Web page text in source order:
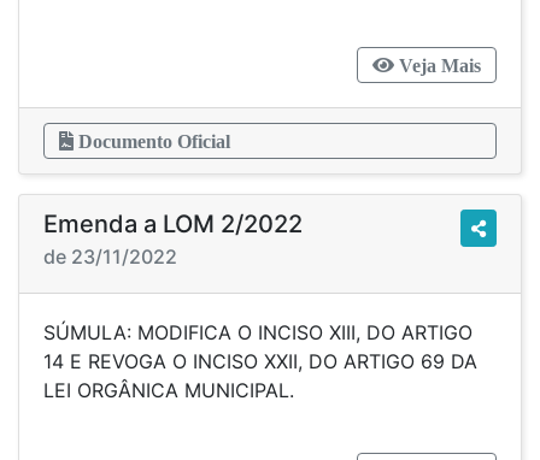
Veja Mais
Documento Oficial
Emenda a LOM 2/2022
de 23/11/2022
SÚMULA: MODIFICA O INCISO XIII, DO ARTIGO
14 E REVOGA O INCISO XXII, DO ARTIGO 69 DA
LEI ORGÂNICA MUNICIPAL.